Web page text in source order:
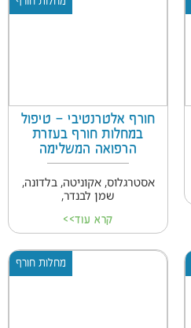
חורף אלטרנטיבי – טיפול
במחלות חורף בעזרת
הרפואה המשלימה
אסטרגלוס, אקוניטה, בלדונה,
שמן לבנדר,
קרא עוד>>
מחלות חורף